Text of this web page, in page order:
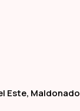
Este, Maldonado